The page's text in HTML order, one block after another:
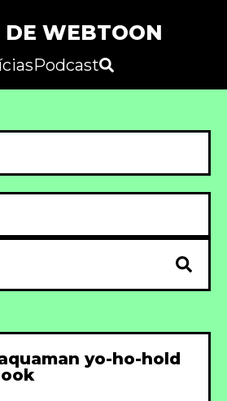
DE WEBTOON
Podcast
yo-ho-hold